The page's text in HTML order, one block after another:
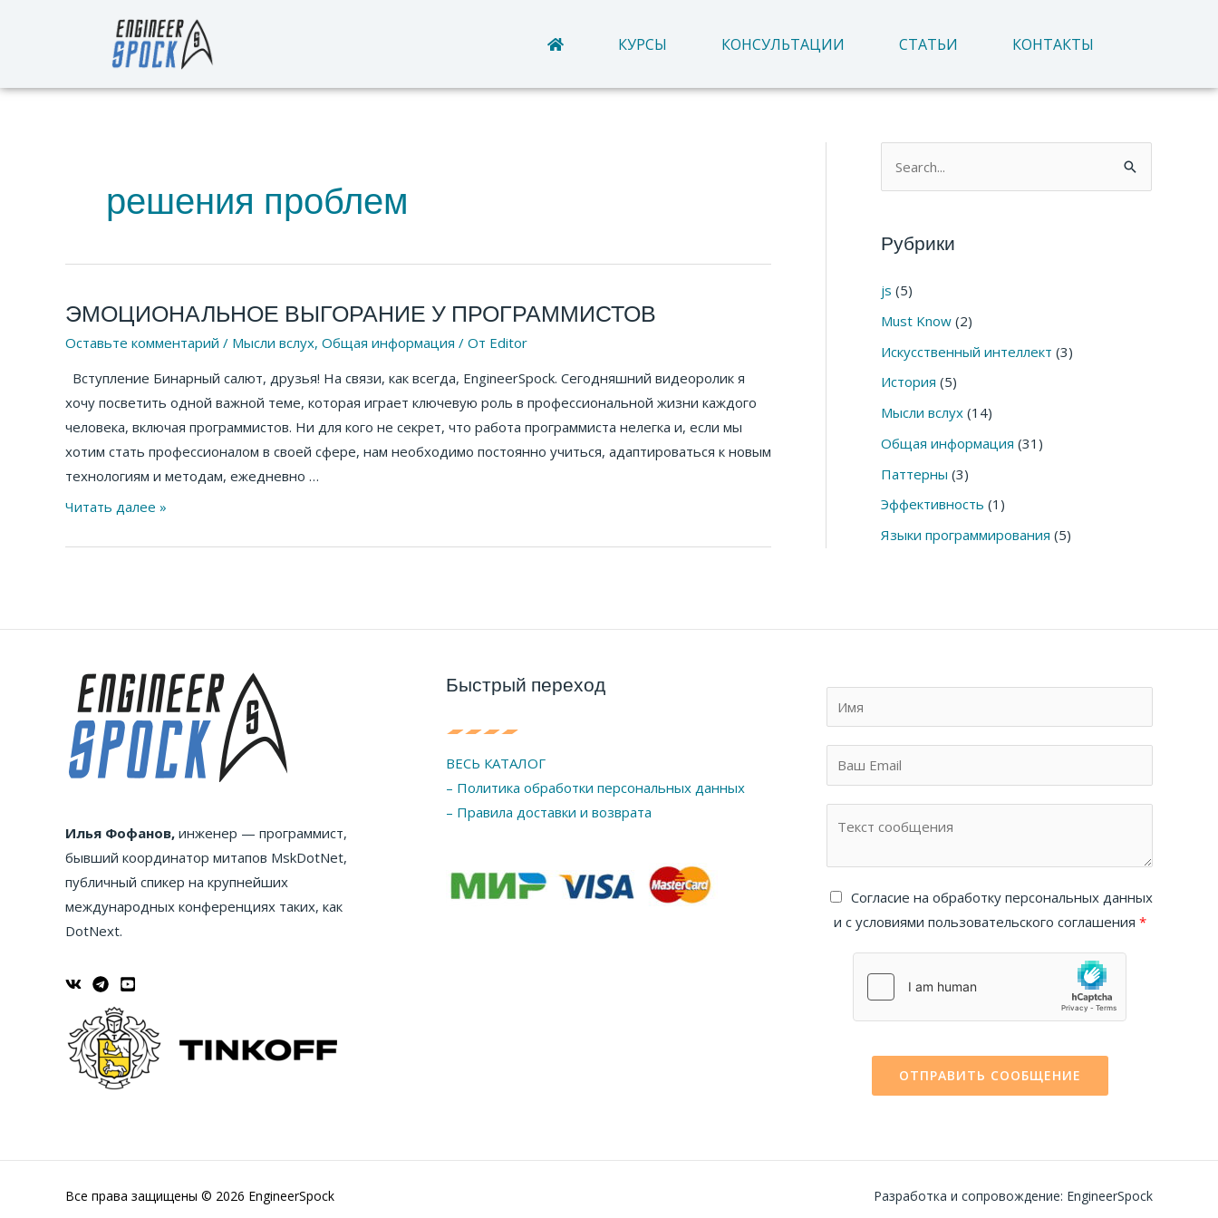
КУРСЫ КОНСУЛЬТАЦИИ СТАТЬИ КОНТАКТЫ
решения проблем
ЭМОЦИОНАЛЬНОЕ ВЫГОРАНИЕ У ПРОГРАММИСТОВ
Оставьте комментарий / Мысли вслух, Общая информация / От Editor
Вступление Бинарный салют, друзья! На связи, как всегда, EngineerSpock. Сегодняшний видеоролик я
хочу посветить одной важной теме, которая играет ключевую роль в профессиональной жизни каждого
человека, включая программистов. Ни для кого не секрет, что работа программиста нелегка и, если мы
хотим стать профессионалом в своей сфере, нам необходимо постоянно учиться, адаптироваться к новым
технологиям и методам, ежедневно …
ЭМОЦИОНАЛЬНОЕ
ПРОГРАММИСТОВ
Читать далее »
сРубрики
js (5)
Must Know (2)
Искусственный интеллект (3)
История (5)
Мысли вслух (14)
Общая информация (31)
Паттерны (3)
Эффективность (1)
Языки программирования (5)
Илья Фофанов, инженер — программист,
бывший координатор митапов MskDotNet,
публичный спикер на крупнейших
международных конференциях таких, как
DotNext.
Быстрый переход
ВЕСЬ КАТАЛОГ
– Политика обработки персональных данных
– Правила доставки и возврата
Cогласие на обработку персональных данных
и с условиями пользовательского соглашения *
ОТПРАВИТЬ СООБЩЕНИЕ
Все права защищены © 2026 EngineerSpock Разработка и сопровождение: EngineerSpock